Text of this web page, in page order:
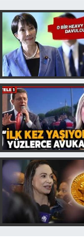
Sağlık
Spor
Teknoloji
Türkiye'nin
Yerel
Yerel